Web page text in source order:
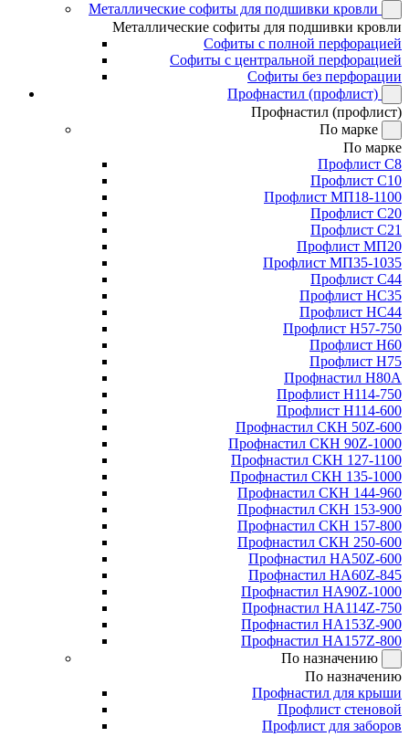
Металлические софиты для подшивки кровли
Металлические софиты для подшивки кровли
Софиты с полной перфорацией
Софиты с центральной перфорацией
Софиты без перфорации
Профнастил (профлист)
Профнастил (профлист)
По марке
По марке
Профлист С8
Профлист С10
Профлист МП18-1100
Профлист С20
Профлист С21
Профлист МП20
Профлист МП35-1035
Профлист С44
Профлист НС35
Профлист НС44
Профлист Н57-750
Профлист Н60
Профлист Н75
Профнастил Н80А
Профлист Н114-750
Профлист Н114-600
Профнастил СКН 50Z-600
Профнастил СКН 90Z-1000
Профнастил СКН 127-1100
Профнастил СКН 135-1000
Профнастил СКН 144-960
Профнастил СКН 153-900
Профнастил СКН 157-800
Профнастил СКН 250-600
Профнастил НА50Z-600
Профнастил НА60Z-845
Профнастил НА90Z-1000
Профнастил НА114Z-750
Профнастил НА153Z-900
Профнастил НА157Z-800
По назначению
По назначению
Профнастил для крыши
Профлист стеновой
Профлист для заборов